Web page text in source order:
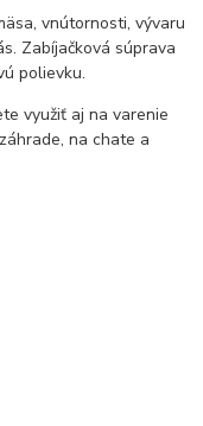
vnútornosti, vývaru
Zabíjačková súprava
polievku.
využiť aj na varenie
na chate a